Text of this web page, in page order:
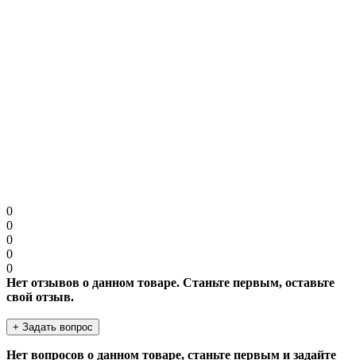
0
0
0
0
0
Нет отзывов о данном товаре. Станьте первым, оставьте
свой отзыв.
+ Задать вопрос
Нет вопросов о данном товаре, станьте первым и задайте